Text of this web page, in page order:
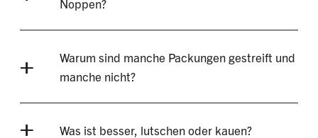
Noppen?
Warum sind manche Packungen gestreift und
manche nicht?
Was ist besser, lutschen oder kauen?